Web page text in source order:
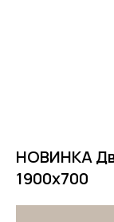
НОВИНКА
1900х700